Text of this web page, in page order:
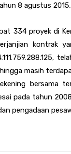
8 agustus
334 proyek di
kontrak
masih
bersama
pada tahun
pengadaan